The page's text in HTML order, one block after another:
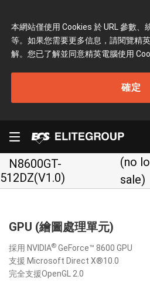
本網站僅使用 Cookies 於 URL 參數、
等。如果您需要更多信息，請閱覽精
解。您已了解並同意精英電腦使用
確定
N8600GT-
512DZ(V1.0)
(no
sale)
GPU (繪圖處理單元)
採用 NVIDIA® GeForce™ 8600 GPU
支援 Microsoft Direct X®10.0
完全支援OpenGL 2.0